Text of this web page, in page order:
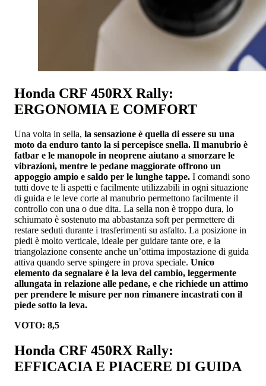
Honda CRF 450RX Rally:
ERGONOMIA E COMFORT
Una volta in sella, la sensazione è quella di essere su una
moto da enduro tanto la si percepisce snella. Il manubrio è
fatbar e le manopole in neoprene aiutano a smorzare le
vibrazioni, mentre le pedane maggiorate offrono un
appoggio ampio e saldo per le lunghe tappe. I comandi sono
tutti dove te li aspetti e facilmente utilizzabili in ogni situazione
di guida e le leve corte al manubrio permettono facilmente il
controllo con una o due dita. La sella non è troppo dura, lo
schiumato è sostenuto ma abbastanza soft per permettere di
restare seduti durante i trasferimenti su asfalto. La posizione in
piedi è molto verticale, ideale per guidare tante ore, e la
triangolazione consente anche un’ottima impostazione di guida
attiva quando serve spingere in prova speciale. Unico
elemento da segnalare è la leva del cambio, leggermente
allungata in relazione alle pedane, e che richiede un attimo
per prendere le misure per non rimanere incastrati con il
piede sotto la leva.
VOTO: 8,5
Honda CRF 450RX Rally:
EFFICACIA E PIACERE DI GUIDA